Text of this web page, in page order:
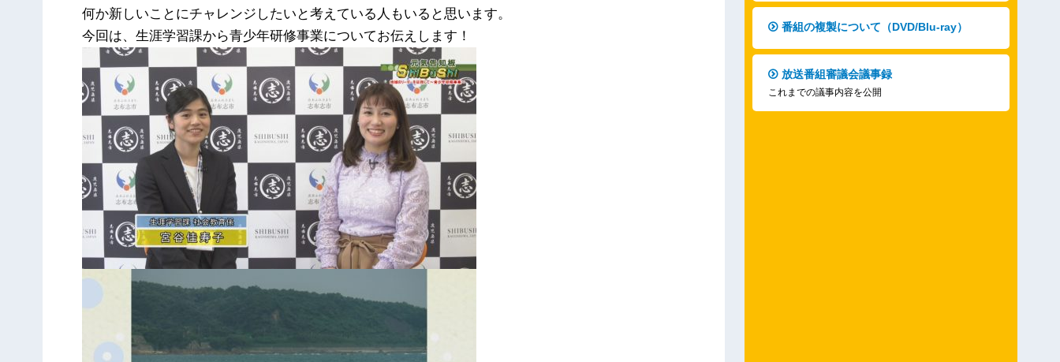
何か新しいことにチャレンジしたいと考えている人もいると思います。
今回は、生涯学習課から青少年研修事業についてお伝えします！
番組の複製について（DVD/Blu-ray）
放送番組審議会議事録
これまでの議事内容を公開